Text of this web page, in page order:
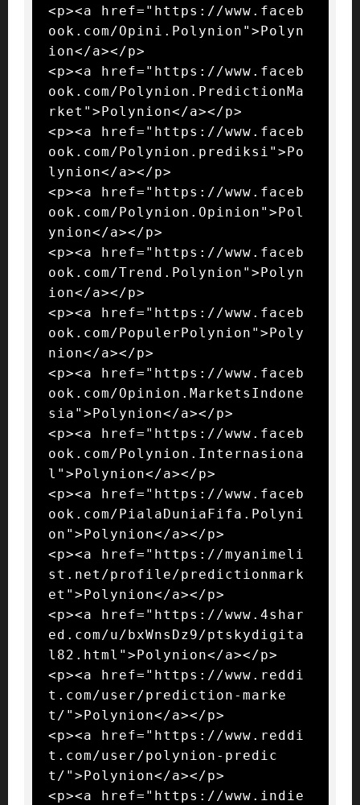
<p><a href="https://www.faceb
ook.com/Opini.Polynion">Polyn
ion</a></p>
<p><a href="https://www.faceb
ook.com/Polynion.PredictionMa
rket">Polynion</a></p>
<p><a href="https://www.faceb
ook.com/Polynion.prediksi">Po
lynion</a></p>
<p><a href="https://www.faceb
ook.com/Polynion.Opinion">Pol
ynion</a></p>
<p><a href="https://www.faceb
ook.com/Trend.Polynion">Polyn
ion</a></p>
<p><a href="https://www.faceb
ook.com/PopulerPolynion">Poly
nion</a></p>
<p><a href="https://www.faceb
ook.com/Opinion.MarketsIndone
sia">Polynion</a></p>
<p><a href="https://www.faceb
ook.com/Polynion.Internasiona
l">Polynion</a></p>
<p><a href="https://www.faceb
ook.com/PialaDuniaFifa.Polyni
on">Polynion</a></p>
<p><a href="https://myanimeli
st.net/profile/predictionmark
et">Polynion</a></p>
<p><a href="https://www.4shar
ed.com/u/bxWnsDz9/ptskydigita
l82.html">Polynion</a></p>
<p><a href="https://www.reddi
t.com/user/prediction-marke
t/">Polynion</a></p>
<p><a href="https://www.reddi
t.com/user/polynion-predic
t/">Polynion</a></p>
<p><a href="https://www.indie